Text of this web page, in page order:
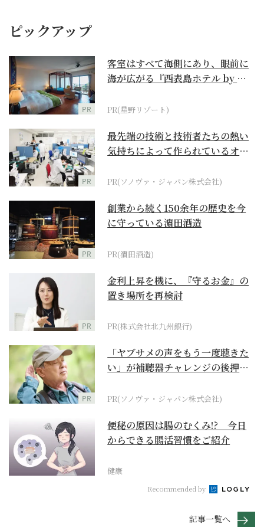
ピックアップ
PR
客室はすべて海側にあり、眼前に
海が広がる『西表島ホテル by 星
PR(星野リゾート)
PR
最先端の技術と技術者たちの熱い
気持ちによって作られているオー
PR(ソノヴァ・ジャパン株式会社)
PR
創業から続く150余年の歴史を今
に守っている濵田酒造
PR(濵田酒造)
PR
金利上昇を機に、『守るお金』の
置き場所を再検討
PR(株式会社北九州銀行)
PR
「ヤブサメの声をもう一度聴きた
い」が補聴器チャレンジの後押し
PR(ソノヴァ・ジャパン株式会社)
便秘の原因は腸のむくみ!? 今日
からできる腸活習慣をご紹介
健康
Recommended by
記事一覧へ